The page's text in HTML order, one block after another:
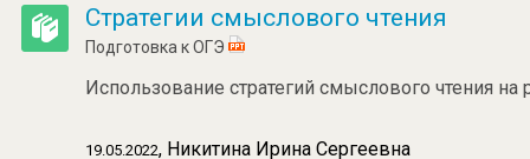
Стратегии смыслового чтения
Подготовка к ОГЭ
Использование стратегий смыслового чтения на
19.05.2022, Никитина Ирина Сергеевна